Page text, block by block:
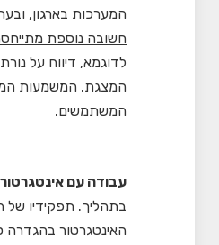
המערכות בארגון,
חשובה נוספת
לדוגמא, דיווח על
המצגת. המשמעות
המשתמשים.
עבודה עם אינטגרטור
בתהליך. תפקידיו של
האינטגרטור